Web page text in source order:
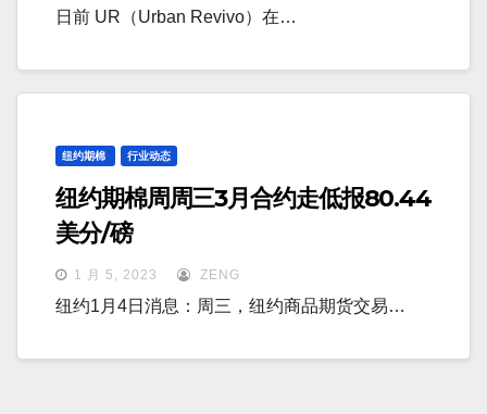
日前 UR（Urban Revivo）在…
纽约期棉 行业动态
纽约期棉周周三3月合约走低报80.44
美分/磅
1 月 5, 2023 ZENG
纽约1月4日消息：周三，纽约商品期货交易…